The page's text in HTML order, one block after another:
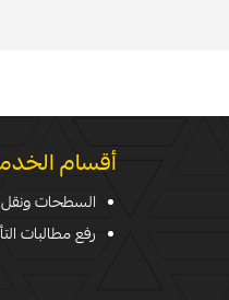
أقسام
السطحات ونقل
رفع مطالبات